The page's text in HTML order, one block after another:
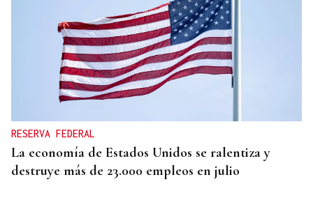
RESERVA FEDERAL
La economía de Estados Unidos se ralentiza y
destruye más de 23.000 empleos en julio